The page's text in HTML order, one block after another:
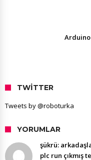
Arduino
TWITTER
Tweets by @roboturka
YORUMLAR
şükrü:
plc run çıkmış